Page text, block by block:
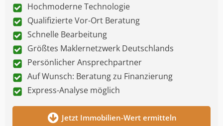
Hochmoderne Technologie
Qualifizierte Vor-Ort Beratung
Schnelle Bearbeitung
Größtes Maklernetzwerk Deutschlands
Persönlicher Ansprechpartner
Auf Wunsch: Beratung zu Finanzierung
Express-Analyse möglich
Jetzt Immobilien-Wert ermitteln